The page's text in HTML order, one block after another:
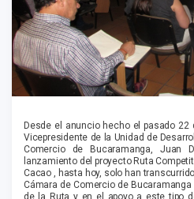
Desde el anuncio hecho el pasado 22
Vicepresidente de la Unidad de
Comercio de Bucaramanga, Juan
lanzamiento del proyecto Ruta
Cacao , hasta hoy, solo han
Cámara de Comercio de
de la Ruta y en el apoyo a este tipo